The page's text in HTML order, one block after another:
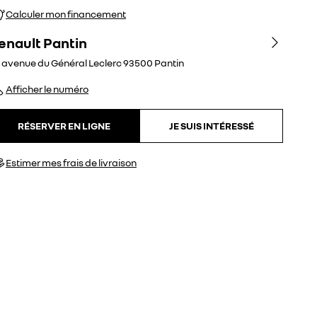
Calculer mon financement
Pantin
avenue du Général Leclerc93500 Pantin
Afficher le numéro
RÉSERVER EN LIGNE JE SUIS INTÉRESSÉ
Estimer mes frais de livraison